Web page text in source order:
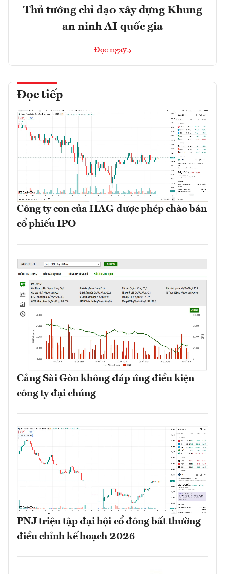
Thủ tướng chỉ đạo xây dựng Khung
an ninh AI quốc gia
Đọc ngay
Đọc tiếp
Công ty con của HAG được phép chào bán
cổ phiếu IPO
Cảng Sài Gòn không đáp ứng điều kiện
công ty đại chúng
PNJ triệu tập đại hội cổ đông bất thường
điều chỉnh kế hoạch 2026